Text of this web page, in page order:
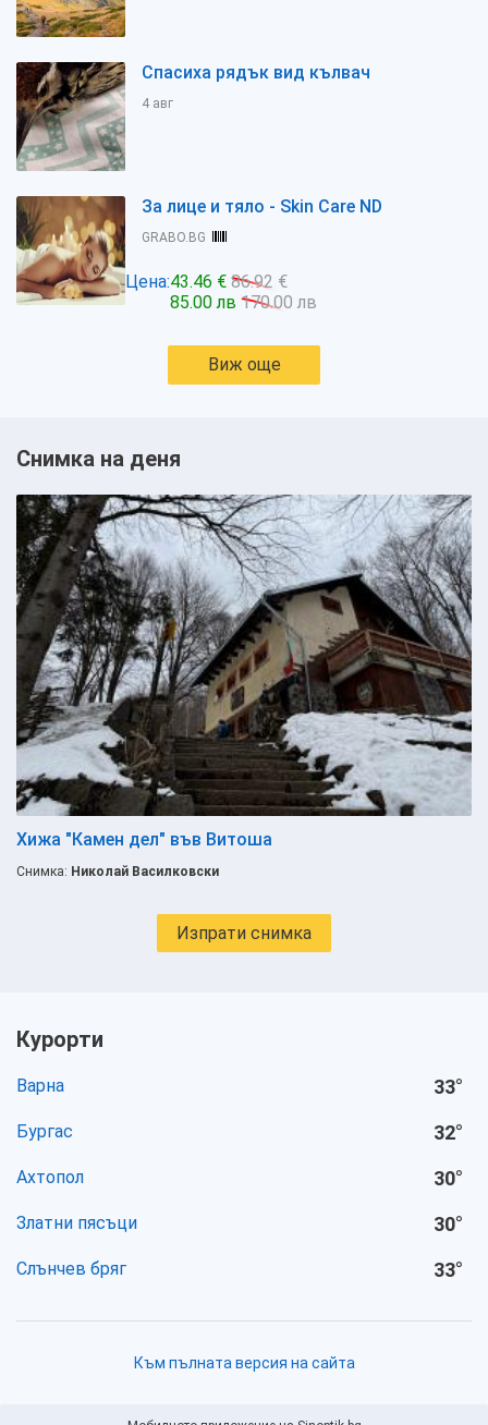
Спасиха рядък вид кълвач
4 авг
За лице и тяло - Skin Care ND
GRABO.BG
Цена:43.46 € 86.92 €
85.00 лв 170.00 лв
Виж още
Снимка на деня
Хижа "Камен дел" във Витоша
Снимка: Николай Василковски
Изпрати снимка
Курорти
Варна 33°
Бургас 32°
Ахтопол 30°
Златни пясъци 30°
Слънчев бряг 33°
Към пълната версия на сайта